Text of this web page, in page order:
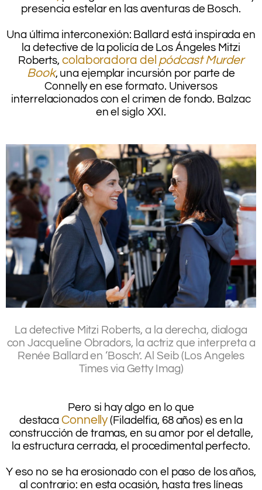
presencia estelar en las aventuras de Bosch.
Una última interconexión: Ballard está inspirada en
la detective de la policía de Los Ángeles Mitzi
Roberts,colaboradora del pódcast Murder
Book, una ejemplar incursión por parte de
Connelly en ese formato. Universos
interrelacionados con el crimen de fondo. Balzac
en el siglo XXI.
La detective Mitzi Roberts, a la derecha, dialoga
con Jacqueline Obradors, la actriz que interpreta a
Renée Ballard en ‘Bosch’.Al Seib (Los Angeles
Times via Getty Imag)
Pero si hay algo en lo que
destacaConnelly(Filadelfia, 68 años) es en la
construcción de tramas, en su amor por el detalle,
la estructura cerrada, el procedimental perfecto.
Y eso no se ha erosionado con el paso de los años,
al contrario: en esta ocasión, hasta tres líneas